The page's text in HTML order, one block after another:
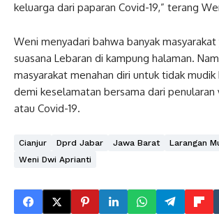
keluarga dari paparan Covid-19,” terang
Weni menyadari bahwa banyak masyarakat
suasana Lebaran di kampung halaman.
masyarakat menahan diri untuk tidak mudik
demi keselamatan bersama dari penularan
atau Covid-19.
Cianjur Dprd Jabar Jawa Barat Larangan
Weni Dwi Aprianti